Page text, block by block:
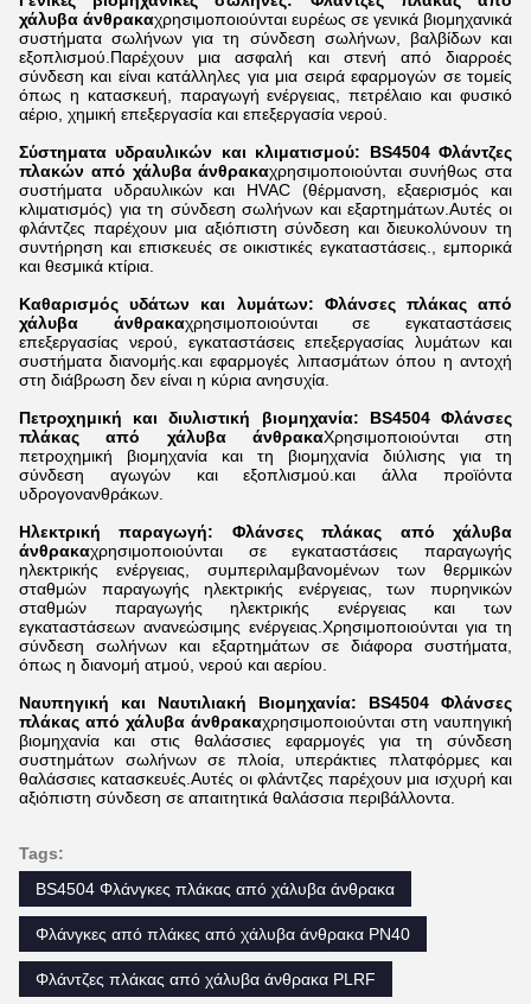
χάλυβα άνθρακαχρησιμοποιούνται ευρέως σε γενικά βιομηχανικά
συστήματα σωλήνων για τη σύνδεση σωλήνων, βαλβίδων και
εξοπλισμού.Παρέχουν μια ασφαλή και στενή από διαρροές
σύνδεση και είναι κατάλληλες για μια σειρά εφαρμογών σε τομείς
όπως η κατασκευή, παραγωγή ενέργειας, πετρέλαιο και φυσικό
αέριο, χημική επεξεργασία και επεξεργασία νερού.
Σύστηματα υδραυλικών και κλιματισμού: BS4504 Φλάντζες
πλακών από χάλυβα άνθρακαχρησιμοποιούνται συνήθως στα
συστήματα υδραυλικών και HVAC (θέρμανση, εξαερισμός και
κλιματισμός) για τη σύνδεση σωλήνων και εξαρτημάτων.Αυτές οι
φλάντζες παρέχουν μια αξιόπιστη σύνδεση και διευκολύνουν τη
συντήρηση και επισκευές σε οικιστικές εγκαταστάσεις., εμπορικά
και θεσμικά κτίρια.
Καθαρισμός υδάτων και λυμάτων: Φλάνσες πλάκας από
χάλυβα άνθρακαχρησιμοποιούνται σε εγκαταστάσεις
επεξεργασίας νερού, εγκαταστάσεις επεξεργασίας λυμάτων και
συστήματα διανομής.και εφαρμογές λιπασμάτων όπου η αντοχή
στη διάβρωση δεν είναι η κύρια ανησυχία.
Πετροχημική και διυλιστική βιομηχανία: BS4504 Φλάνσες
πλάκας από χάλυβα άνθρακαΧρησιμοποιούνται στη
πετροχημική βιομηχανία και τη βιομηχανία διύλισης για τη
σύνδεση αγωγών και εξοπλισμού.και άλλα προϊόντα
υδρογονανθράκων.
Ηλεκτρική παραγωγή: Φλάνσες πλάκας από χάλυβα
άνθρακαχρησιμοποιούνται σε εγκαταστάσεις παραγωγής
ηλεκτρικής ενέργειας, συμπεριλαμβανομένων των θερμικών
σταθμών παραγωγής ηλεκτρικής ενέργειας, των πυρηνικών
σταθμών παραγωγής ηλεκτρικής ενέργειας και των
εγκαταστάσεων ανανεώσιμης ενέργειας.Χρησιμοποιούνται για τη
σύνδεση σωλήνων και εξαρτημάτων σε διάφορα συστήματα,
όπως η διανομή ατμού, νερού και αερίου.
Ναυπηγική και Ναυτιλιακή Βιομηχανία: BS4504 Φλάνσες
πλάκας από χάλυβα άνθρακαχρησιμοποιούνται στη ναυπηγική
βιομηχανία και στις θαλάσσιες εφαρμογές για τη σύνδεση
συστημάτων σωλήνων σε πλοία, υπεράκτιες πλατφόρμες και
θαλάσσιες κατασκευές.Αυτές οι φλάντζες παρέχουν μια ισχυρή και
αξιόπιστη σύνδεση σε απαιτητικά θαλάσσια περιβάλλοντα.
Tags:
BS4504 Φλάνγκες πλάκας από χάλυβα άνθρακα
Φλάνγκες από πλάκες από χάλυβα άνθρακα PN40
Φλάντζες πλάκας από χάλυβα άνθρακα PLRF